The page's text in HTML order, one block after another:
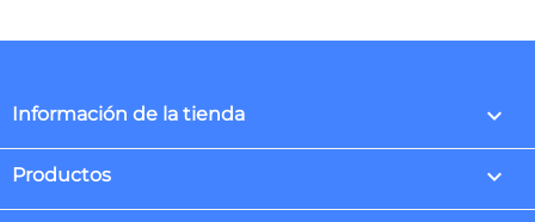
Información de la tienda keyboard_arrow_down
Productos 